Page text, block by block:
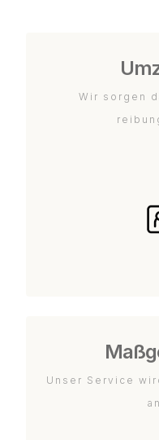
Wir sorgen
Unser Service